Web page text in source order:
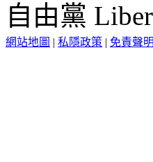
自由黨
網站地圖 | 私隱政策 | 免責聲明